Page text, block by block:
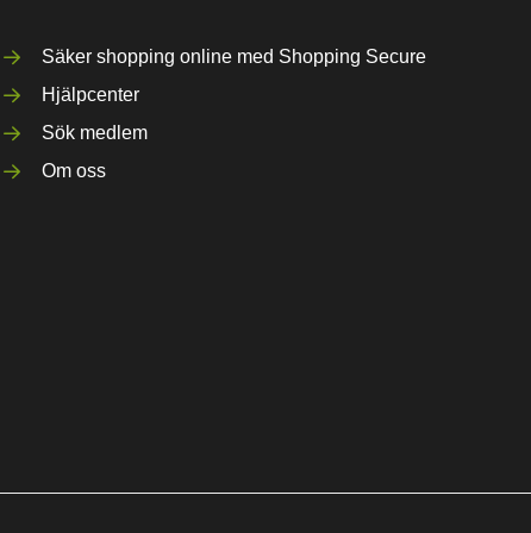
Säker shopping online med Shopping Secure
Hjälpcenter
Sök medlem
Om oss